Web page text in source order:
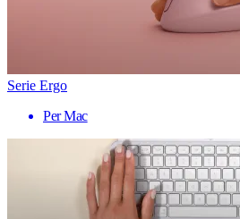
Serie Ergo
Per Mac